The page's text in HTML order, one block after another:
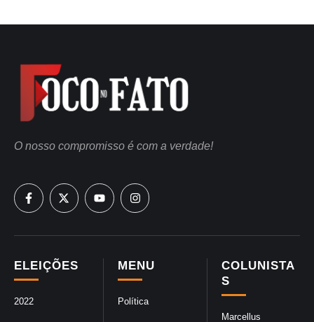
COLUNISTA
S
Marcellus
MENU
Política
ELEIÇÕES
2022
O nosso compromisso é com a verdade!